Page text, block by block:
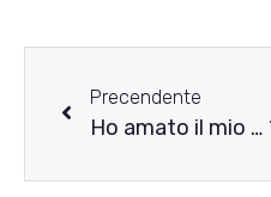
Precendente
Ho amato il mio corpo dopo averlo distrutto – Rosa si racconta